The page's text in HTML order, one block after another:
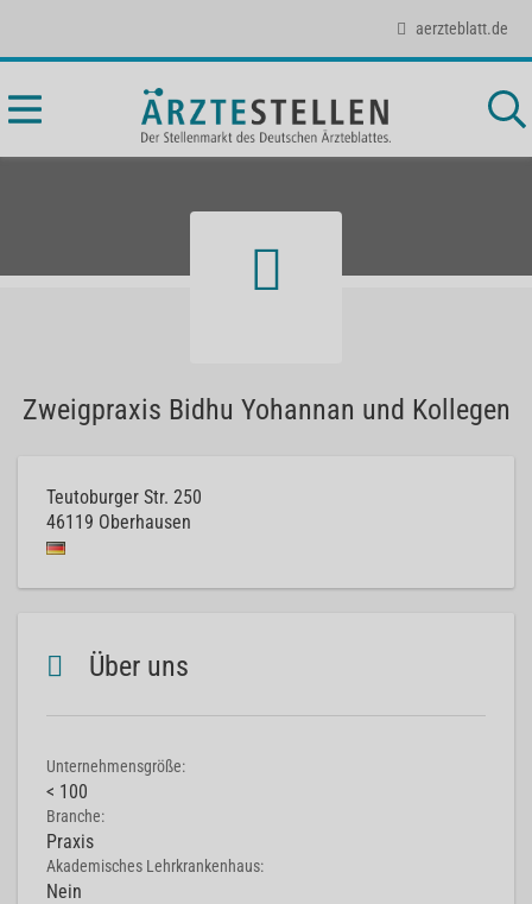
aerzteblatt.de
Zweigpraxis Bidhu Yohannan und Kollegen
Teutoburger Str. 250
46119 Oberhausen
Über uns
Unternehmensgröße:
< 100
Branche:
Praxis
Akademisches Lehrkrankenhaus:
Nein